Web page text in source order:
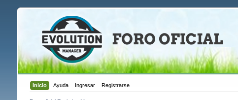
Inicio Ayuda Ingresar Registrarse